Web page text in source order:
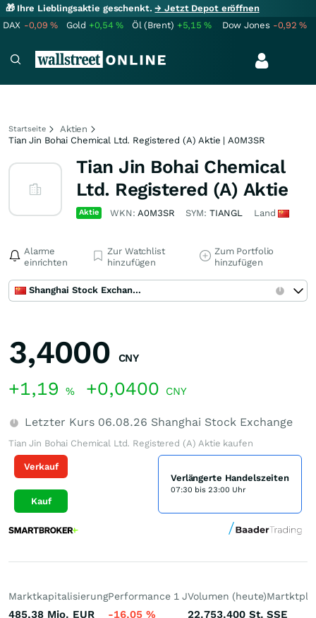
🎁 Ihre Lieblingsaktie geschenkt.→ Jetzt Depot eröffnen
DAX -0,09% Gold +0,54% Öl (Brent) +5,15% Dow Jones -0,92%
Startseite
Aktien
Tian Jin Bohai Chemical Ltd. Registered (A) Aktie | A0M3SR
Tian Jin Bohai Chemical
Ltd. Registered (A) Aktie
Aktie WKN:A0M3SR SYM: TIANGL Land
Alarme
einrichten
Zur Watchlist
hinzufügen
Zum Portfolio
hinzufügen
Shanghai Stock Exchange
3,4000 CNY
+1,19 % +0,0400 CNY
Letzter Kurs 06.08.26 Shanghai Stock Exchange
Tian Jin Bohai Chemical Ltd. Registered (A) Aktie kaufen
Verkauf
Kauf
Verlängerte Handelszeiten
07:30 bis 23:00 Uhr
Marktkapitalisierung
485,38 Mio. EUR
Performance 1 J
-16,05 %
Volumen (heute)
22.753.400 St. SSE